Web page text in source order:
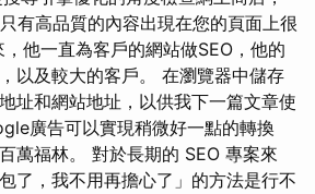
有高品質的內容出現在您的頁面上很
他一直為客戶的網站做SEO，他的
以及較大的客戶。 在瀏覽器中儲存
址和網站地址，以供我下一篇文章使
廣告可以實現稍微好一點的轉換
萬福林。 對於長期的 SEO 專案來
了，我不用再擔心了」的方法是行不